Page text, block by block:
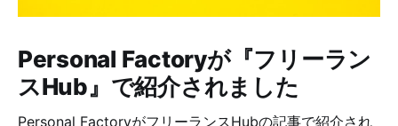
Personal Factoryが『フリーラン
スHub』で紹介されました
Personal FactoryがフリーランスHubの記事で紹介され